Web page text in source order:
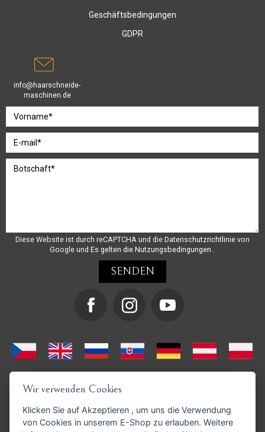
Geschäftsbedingungen
GDPR
info@haarschneide-
maschinen.de
Diese Website ist durch reCAPTCHA und die Datenschutzrichtlinie von
Google und Es gelten die Nutzungsbedingungen .
Wir verwenden Cookies
Klicken Sie auf Akzeptieren , um uns die Verwendung
von Cookies in unserem E-Shop zu erlauben. Weitere